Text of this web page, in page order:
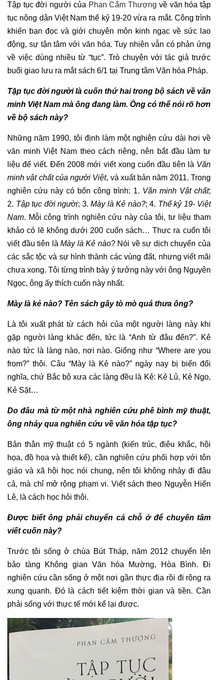
Tập tục đời người của Phan Cẩm Thượng về văn hóa tập
tục nông dân Việt Nam thế kỷ 19-20 vừa ra mắt. Công trình
khiến bạn đọc và giới chuyên môn kinh ngạc về sức lao
động, sự tận tâm với văn hóa. Tuy nhiên vẫn có phản ứng
về việc dùng nhiều từ “tục”. Trò chuyện với tác giả trước
buổi giao lưu ra mắt sách 6/1 tại Trung tâm Văn hóa Pháp.
Tập tục đời người là cuốn thứ hai trong bộ sách về văn
minh Việt Nam mà ông đang làm. Ông có thể nói rõ hơn
về bộ sách này?
Những năm 1990, tôi định làm một nghiên cứu dài hơi về
văn minh Việt Nam theo cách riêng, nên bắt đầu làm tư
liệu để viết. Đến 2008 mới viết xong cuốn đầu tiên là Văn
minh vật chất của người Việt, và xuất bản năm 2011. Trong
nghiên cứu này có bốn công trình: 1. Văn minh Vật chất;
2. Tập tục đời người; 3. Mày là Kẻ nào?; 4. Thế kỷ 19- Việt
Nam. Mỗi công trình nghiên cứu này của tôi, tư liệu tham
khảo có lẽ không dưới 200 cuốn sách… Thực ra cuốn tôi
viết đầu tiên làMày là Kẻ nào? Nói về sự dịch chuyển của
các sắc tộc và sự hình thành các vùng đất, nhưng viết mãi
chưa xong. Tôi từng trình bày ý tưởng này với ông Nguyên
Ngọc, ông ấy thích cuốn này nhất.
Mày là kẻ nào? Tên sách gây tò mò quá thưa ông?
Là tôi xuất phát từ cách hỏi của một người làng này khi
gặp người làng khác đến, tức là “Anh từ đâu đến?”. Kẻ
nào tức là làng nào, nơi nào. Giống như “Where are you
from?” thôi. Câu “Mày là Kẻ nào?” ngày nay bị biến đổi
nghĩa, chứ Bắc bộ xưa các làng đều là Kẻ: Kẻ Lủ, Kẻ Ngo,
Kẻ Sặt…
Do đâu mà từ một nhà nghiên cứu phê bình mỹ thuật,
ông nhảy qua nghiên cứu về văn hóa tập tục?
Bản thân mỹ thuật có 5 ngành (kiến trúc, điêu khắc, hội
họa, đồ họa và thiết kế), cần nghiên cứu phối hợp với tôn
giáo và xã hội học nói chung, nên tôi không nhảy đi đâu
cả, mà chỉ mở rộng phạm vi. Viết sách theo Nguyễn Hiến
Lê, là cách học hỏi thôi.
Được biết ông phải chuyển cả chỗ ở để chuyên tâm
viết cuốn này?
Trước tôi sống ở chùa Bút Tháp, năm 2012 chuyển lên
bảo tàng Không gian Văn hóa Mường, Hòa Bình. Đi
nghiên cứu cần sống ở một nơi gần thực địa rồi đi rộng ra
xung quanh. Đó là cách tiết kiệm thời gian và tiền. Cần
phải sống với thực tế mới kể lại được.